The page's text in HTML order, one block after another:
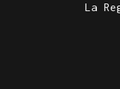
La